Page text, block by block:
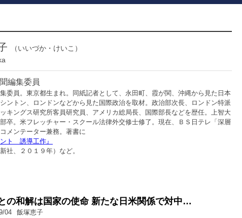
（いいづか・けいこ）
編集委員
委員。東京都生まれ。同紙記者として、永田町、霞が関、沖縄から見た日本
ントン、ロンドンなどから見た国際政治を取材。政治部次長、ロンドン特派
キングス研究所客員研究員、アメリカ総局長、国際部長などを歴任。上智大
卒。米フレッチャー・スクール法律外交修士修了。現在、ＢＳ日テレ「深層
メンテーター兼務。著書に
ント 誘導工作』
社、２０１９年）など。
の和解は国家の使命 新たな日米関係で対中…
04
飯塚恵子